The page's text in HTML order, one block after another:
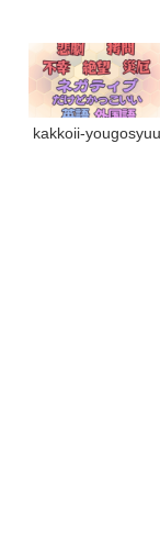
kakkoii-